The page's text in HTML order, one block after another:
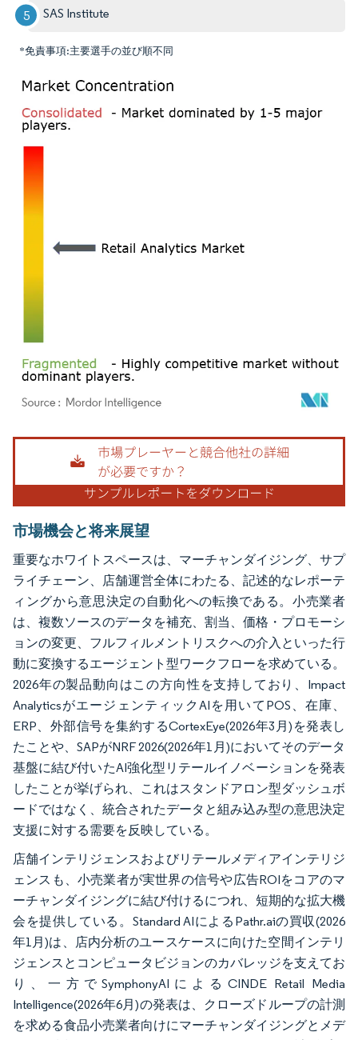
SAS Institute
*免責事項:主要選手の並び順不同
画像 © Mordor Intelligence。再利用にはCC BY 4.0の表示が必要です。
市場機会と将来展望
重要なホワイトスペースは、マーチャンダイジング、サプ
ライチェーン、店舗運営全体にわたる、記述的なレポーテ
ィングから意思決定の自動化への転換である。小売業者
は、複数ソースのデータを補充、割当、価格・プロモーシ
ョンの変更、フルフィルメントリスクへの介入といった行
動に変換するエージェント型ワークフローを求めている。
2026年の製品動向はこの方向性を支持しており、Impact
AnalyticsがエージェンティックAIを用いてPOS、在庫、
ERP、外部信号を集約するCortexEye(2026年3月)を発表し
たことや、SAPがNRF 2026(2026年1月)においてそのデータ
基盤に結び付いたAI強化型リテールイノベーションを発表
したことが挙げられ、これはスタンドアロン型ダッシュボ
ードではなく、統合されたデータと組み込み型の意思決定
支援に対する需要を反映している。
店舗インテリジェンスおよびリテールメディアインテリジ
ェンスも、小売業者が実世界の信号や広告ROIをコアのマ
ーチャンダイジングに結び付けるにつれ、短期的な拡大機
会を提供している。Standard AIによるPathr.aiの買収(2026
年1月)は、店内分析のユースケースに向けた空間インテリ
ジェンスとコンピュータビジョンのカバレッジを支えてお
り、一方でSymphonyAIによるCINDE Retail Media
Intelligence(2026年6月)の発表は、クローズドループの計測
を求める食品小売業者向けにマーチャンダイジングとメデ